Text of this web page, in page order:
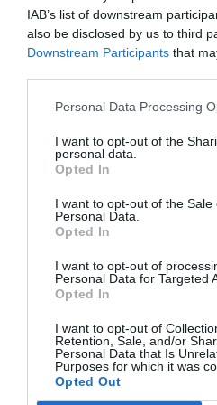
IAB’s list of downstream
also be disclosed by us to third
Downstream Participants that
Personal Data Processing
I want to opt-out of the
personal data.
Opted In
I want to opt-out of the Sale
Personal Data.
Opted In
I want to opt-out of
Personal Data for Targeted
Opted In
I want to opt-out of
Retention, Sale, and/or
Personal Data that Is
Purposes for which it was
Opted Out
"Donada la immensitat del
de l’univers, per mi és un
- Carl Sagan (1934-1996)
Astrofísic, astrònom i
17 d'abril: És absurd
confort
No surtis de la teva zona
sigui absolutament
arribar-hi, molts ni tan sols